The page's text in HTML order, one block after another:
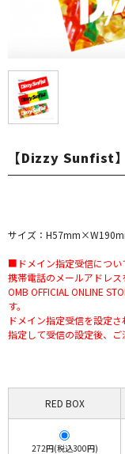
【Dizzy Sunfist
サイズ：
■ドメイン指定受信につい
携帯電話のメールアドレス
OMB OFFICIAL ONLINE
す。
ドメイン指定受信を設定
指定して受信の設定後、ご
RED BOX
272円(税込300円)